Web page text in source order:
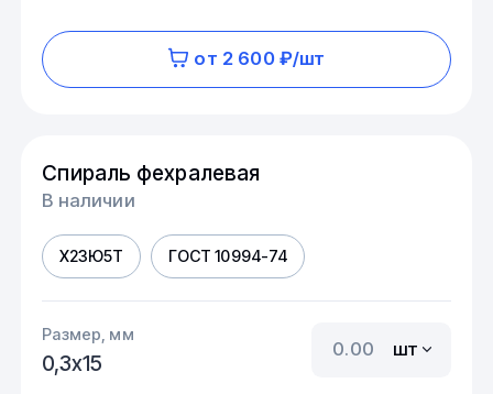
от 2 600 ₽/шт
Спираль фехралевая
В наличии
Х23Ю5Т ГОСТ 10994-74
Размер, мм
0,3х15
шт